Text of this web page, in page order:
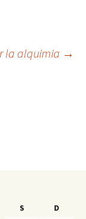
la alquimia →
S
D